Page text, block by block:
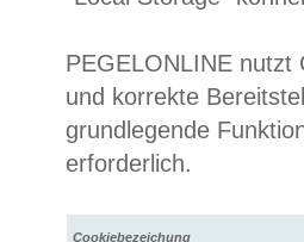
PEGELONLINE nutzt
und korrekte
grundlegende
erforderlich.
Cookiebezeichung